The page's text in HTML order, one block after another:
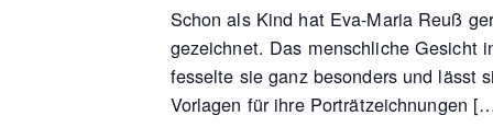
Schon als Kind hat Eva-Maria Reuß
gezeichnet. Das menschliche Gesicht
fesselte sie ganz besonders und lässt
Vorlagen für ihre Porträtzeichnungen